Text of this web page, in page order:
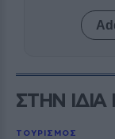
ΣΤΗΝ
ΤΟΥΡΙΣΜΟΣ